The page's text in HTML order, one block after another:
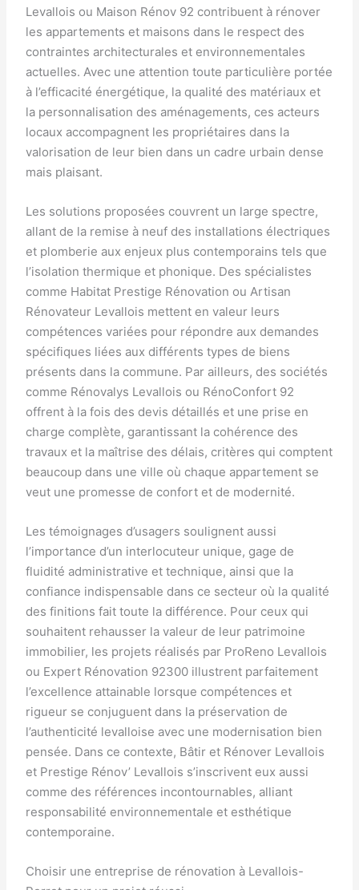
Levallois ou Maison Rénov 92 contribuent à rénover
les appartements et maisons dans le respect des
contraintes architecturales et environnementales
actuelles. Avec une attention toute particulière portée
à l’efficacité énergétique, la qualité des matériaux et
la personnalisation des aménagements, ces acteurs
locaux accompagnent les propriétaires dans la
valorisation de leur bien dans un cadre urbain dense
mais plaisant.
Les solutions proposées couvrent un large spectre,
allant de la remise à neuf des installations électriques
et plomberie aux enjeux plus contemporains tels que
l’isolation thermique et phonique. Des spécialistes
comme Habitat Prestige Rénovation ou Artisan
Rénovateur Levallois mettent en valeur leurs
compétences variées pour répondre aux demandes
spécifiques liées aux différents types de biens
présents dans la commune. Par ailleurs, des sociétés
comme Rénovalys Levallois ou RénoConfort 92
offrent à la fois des devis détaillés et une prise en
charge complète, garantissant la cohérence des
travaux et la maîtrise des délais, critères qui comptent
beaucoup dans une ville où chaque appartement se
veut une promesse de confort et de modernité.
Les témoignages d’usagers soulignent aussi
l’importance d’un interlocuteur unique, gage de
fluidité administrative et technique, ainsi que la
confiance indispensable dans ce secteur où la qualité
des finitions fait toute la différence. Pour ceux qui
souhaitent rehausser la valeur de leur patrimoine
immobilier, les projets réalisés par ProReno Levallois
ou Expert Rénovation 92300 illustrent parfaitement
l’excellence attainable lorsque compétences et
rigueur se conjuguent dans la préservation de
l’authenticité levalloise avec une modernisation bien
pensée. Dans ce contexte, Bâtir et Rénover Levallois
et Prestige Rénov’ Levallois s’inscrivent eux aussi
comme des références incontournables, alliant
responsabilité environnementale et esthétique
contemporaine.
Choisir une entreprise de rénovation à Levallois-